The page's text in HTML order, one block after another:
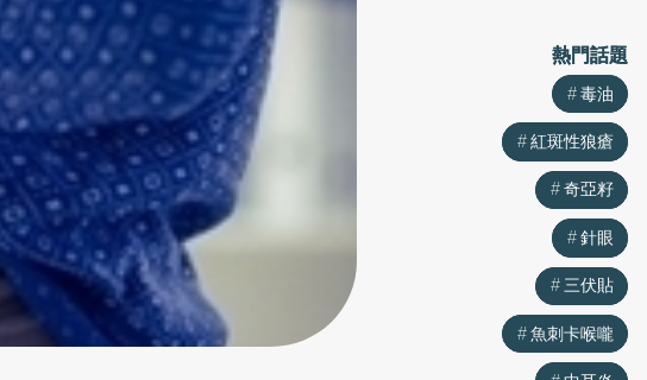
熱門話題
毒油
紅斑性狼瘡
奇亞籽
針眼
三伏貼
魚刺卡喉嚨
熱門話題
毒油
紅斑性狼瘡
奇亞籽
針眼
三伏貼
魚刺卡喉嚨